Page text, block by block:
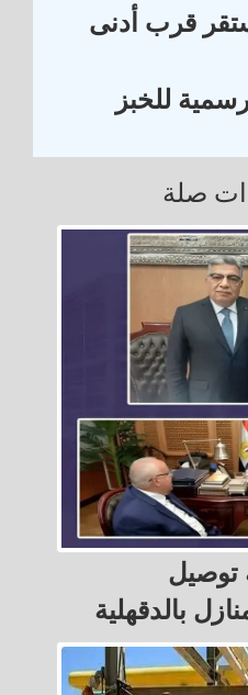
قرب أدنى
للخبز
صلة
توصيل
بالدقهلية